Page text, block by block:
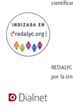
por la